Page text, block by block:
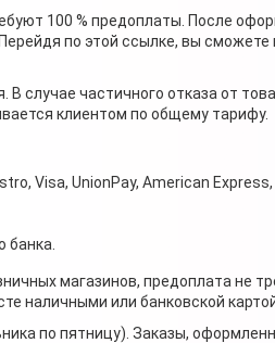
100 % предоплаты. После
по этой ссылке, вы
случае частичного отказа от
клиентом по общему тарифу.
Visa, UnionPay, American
магазинов, предоплата не
наличными или банковской
по пятницу). Заказы,